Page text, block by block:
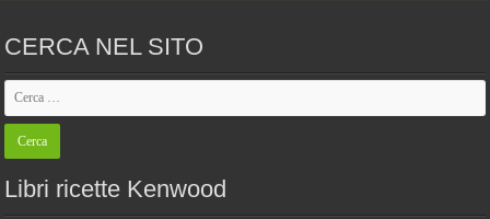
CERCA NEL SITO
Libri ricette Kenwood